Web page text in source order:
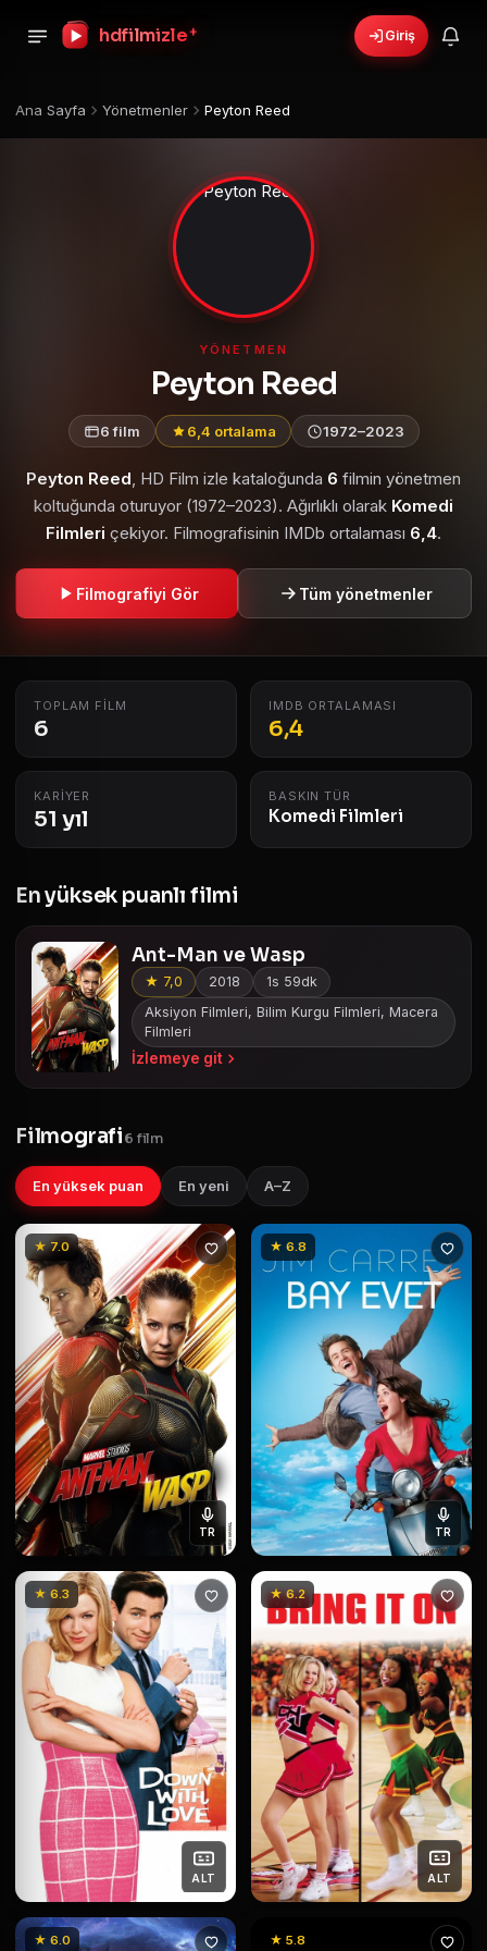
hdfilmizle + Giriş
Ana Sayfa Yönetmenler Peyton Reed
YÖNETMEN
Peyton Reed
6 film 6,4 ortalama 1972–2023
Peyton Reed, HD Film izle kataloğunda 6 filmin yönetmen
koltuğunda oturuyor (1972–2023). Ağırlıklı olarak Komedi
Filmleri çekiyor. Filmografisinin IMDb ortalaması 6,4.
Filmografiyi Gör Tüm yönetmenler
TOPLAM FILM
6
IMDB ORTALAMASI
6,4
KARIYER
51 yıl
BASKIN TÜR
Komedi Filmleri
En yüksek puanlı filmi
Ant-Man ve Wasp
★ 7,0 2018
1s 59dk
Aksiyon Filmleri, Bilim Kurgu Filmleri, Macera
Filmleri
İzlemeye git
Filmografi6 film
En yüksek puan En yeni A–Z
★ 7.0
TR
★ 6.8
TR
★ 6.3
ALT
★ 6.2
ALT
★ 6.0 ★ 5.8